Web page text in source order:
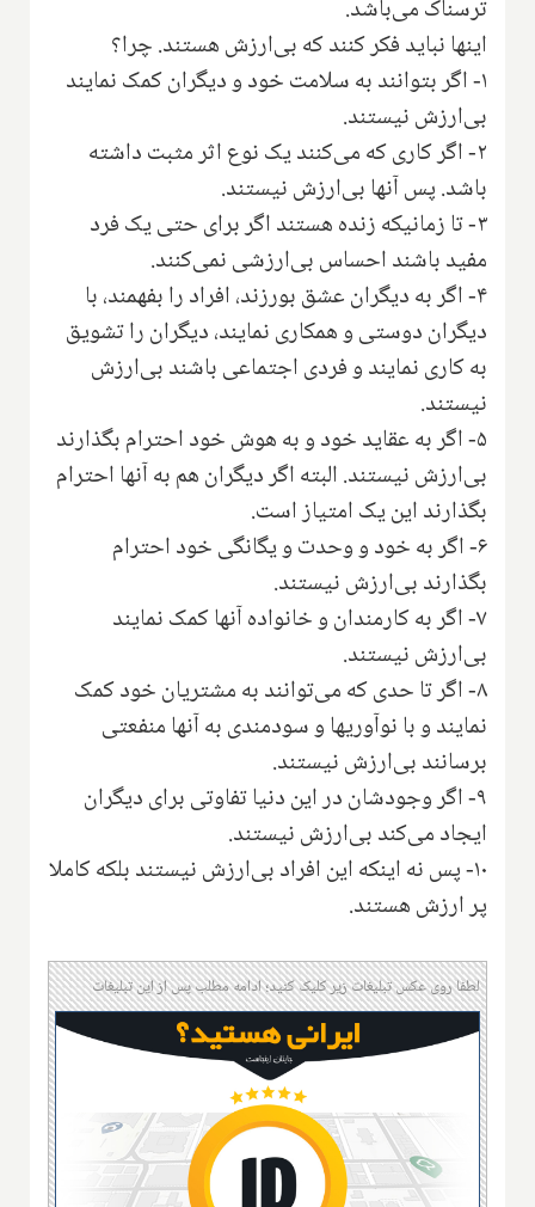
ترسناک می‌باشد.
اینها نباید فکر کنند که بی‌ارزش هستند. چرا؟
۱- اگر بتوانند به سلامت خود و دیگران کمک نمایند
بی‌ارزش نیستند.
۲- اگر کاری که می‌کنند یک نوع اثر مثبت داشته
باشد. پس آنها بی‌ارزش نیستند.
۳- تا زمانیکه زنده هستند اگر برای حتی یک فرد
مفید باشند احساس بی‌ارزشی نمی‌کنند.
۴- اگر به دیگران عشق بورزند، افراد را بفهمند، با
دیگران دوستی و همکاری نمایند، دیگران را تشویق
به کاری نمایند و فردی اجتماعی باشند بی‌ارزش
نیستند.
۵- اگر به عقاید خود و به هوش خود احترام بگذارند
بی‌ارزش نیستند. البته اگر دیگران هم به آنها احترام
بگذارند این یک امتیاز است.
۶- اگر به خود و وحدت و یگانگی خود احترام
بگذارند بی‌ارزش نیستند.
۷- اگر به کارمندان و خانواده آنها کمک نمایند
بی‌ارزش نیستند.
۸- اگر تا حدی که می‌توانند به مشتریان خود کمک
نمایند و با نوآوریها و سودمندی به آنها منفعتی
برسانند بی‌ارزش نیستند.
۹- اگر وجودشان در این دنیا تفاوتی برای دیگران
ایجاد می‌کند بی‌ارزش نیستند.
۱۰- پس نه اینکه این افراد بی‌ارزش نیستند بلکه کاملا
پر ارزش هستند.
لطفا روی عکس تبلیغات زیر کلیک کنید؛ ادامه مطلب پس از این تبلیغات